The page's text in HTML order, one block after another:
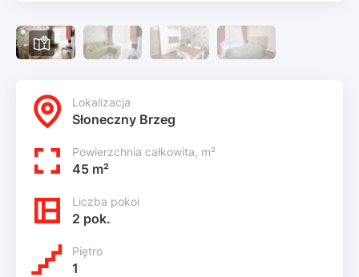
Lokalizacja
Słoneczny Brzeg
Powierzchnia całkowita, m²
45 m²
Liczba pokoi
2 pok.
Piętro
1